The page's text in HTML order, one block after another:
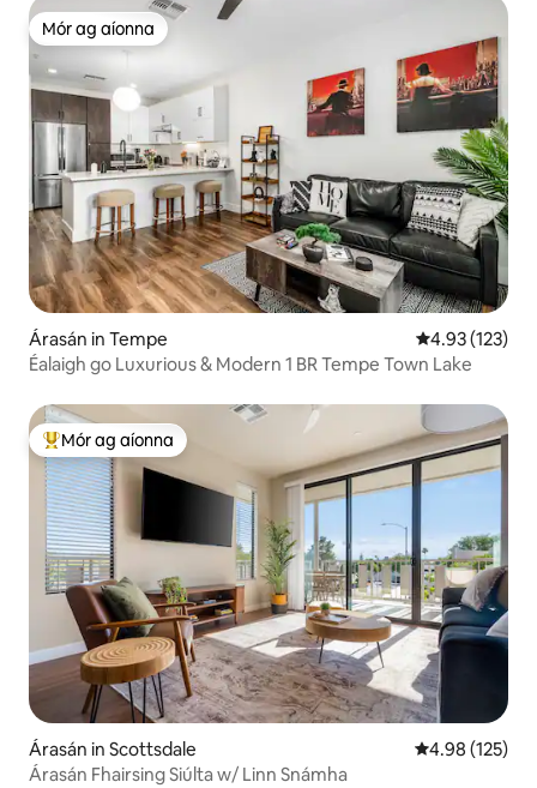
Mór ag aíonna
Mór ag aíonna
Árasán in Tempe Meánrátáil
4.93 (123)
Éalaigh go Luxurious & Modern 1 BR Tempe Town Lake
An-mhór ag aíonna
Mór ag aíonna
Árasán in Scottsdale Meánrátáil
4.98 (125)
Árasán Fhairsing Siúlta w/ Linn Snámha